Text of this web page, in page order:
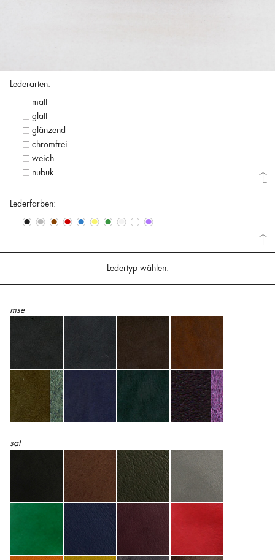
Lederarten:
matt
glatt
glänzend
chromfrei
weich
nubuk
Lederfarben:
• • • • • • • • • •
Ledertyp wählen:
mse
sat